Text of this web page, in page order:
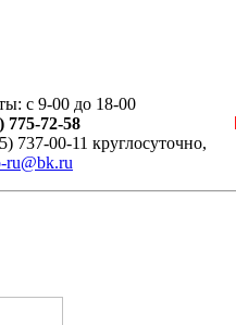
с 9-00 до 18-00
775-72-58
737-00-11 круглосуточно,
ru@bk.ru